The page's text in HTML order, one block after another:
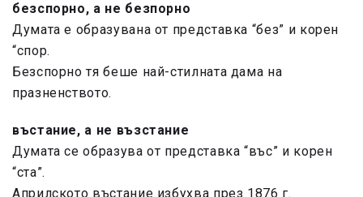
безспорно, а не безпорно
Думата е образувана от представка “без” и корен
“спор.
Безспорно тя беше най-стилната дама на
празненството.
въстание, а не възстание
Думата се образува от представка “въс” и корен
“ста”.
Априлското въстание избухва през 1876 г.